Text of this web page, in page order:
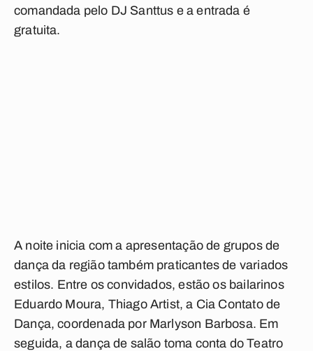
comandada pelo DJ Santtus e a entrada é
gratuita.
A noite inicia com a apresentação de grupos de
dança da região também praticantes de variados
estilos. Entre os convidados, estão os bailarinos
Eduardo Moura, Thiago Artist, a Cia Contato de
Dança, coordenada por Marlyson Barbosa. Em
seguida, a dança de salão toma conta do Teatro